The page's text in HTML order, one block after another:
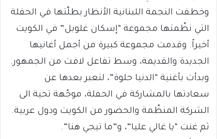
وخطفت النجمة اللبنانية الأنظار بطلّتها في الحفلة
التي نظّمتها مجموعة “إسكان غلوبل” في الكويت
أخيراً. وقدمت مجموعة كبيرة من أجمل أغانيها
الجديدة والقديمة، وسط تفاعل لافت من الجمهور.
وبدأت بأغنية “الدنيا حلوة”، لتعبر بعدها عن
سعادتها بالمشاركة في الحفلة، موجّهة تحية الى
الشركة المنظّمة والحضور من الكويت ودول عربية.
ثم غنت “يا غالي عليا”، و”ما تيجي هنا”.